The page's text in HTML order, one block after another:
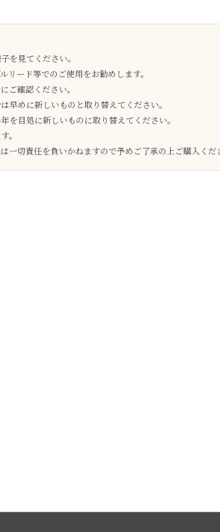
を見てください。
リード等でのご使用をお勧めします。
ご確認ください。
早めに新しいものと取り替えてください。
を目処に新しいものに取り替えてください。
。
一切責任を負いかねますので予めご了承の上ご購入くだ